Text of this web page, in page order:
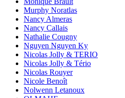
Murphy Noratlas
Nancy Almeras
Nancy Callais
Nathalie Cougny
Nguyen Nguyen Ky
Nicolas Jolly & TERIO
Nicolas Jolly & Tério
Nicolas Rouyer
Nicole Benoît
Nolwenn Letanoux